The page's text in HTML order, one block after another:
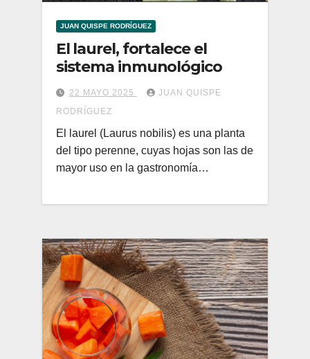
JUAN QUISPE RODRÍGUEZ
El laurel, fortalece el
sistema inmunológico
22 MAYO 2025
JUAN QUISPE
RODRÍGUEZ
El laurel (Laurus nobilis) es una planta
del tipo perenne, cuyas hojas son las de
mayor uso en la gastronomía…